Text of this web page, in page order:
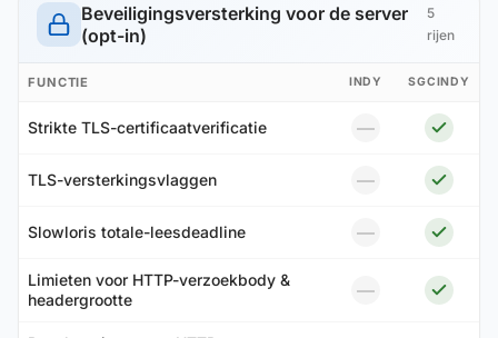
Beveiligingsversterking voor de server
(opt-in)
5
rijen
FUNCTIE INDY SGCINDY
Strikte TLS-certificaatverificatie —
TLS-versterkingsvlaggen —
Slowloris totale-leesdeadline —
Limieten voor HTTP-verzoekbody &
headergrootte
—